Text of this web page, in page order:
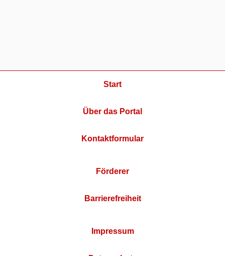
Start
Über das Portal
Kontaktformular
Förderer
Barrierefreiheit
Impressum